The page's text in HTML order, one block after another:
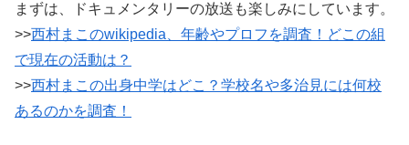
まずは、ドキュメンタリーの放送も楽しみにしています。
>>西村まこのwikipedia、年齢やプロフを調査！どこの組
で現在の活動は？
>>西村まこの出身中学はどこ？学校名や多治見には何校
あるのかを調査！